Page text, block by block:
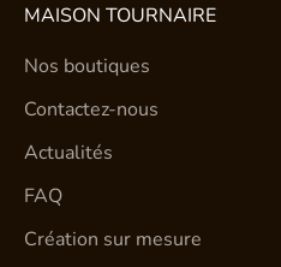
MAISON TOURNAIRE
Nos boutiques
Contactez-nous
Actualités
FAQ
Création sur mesure